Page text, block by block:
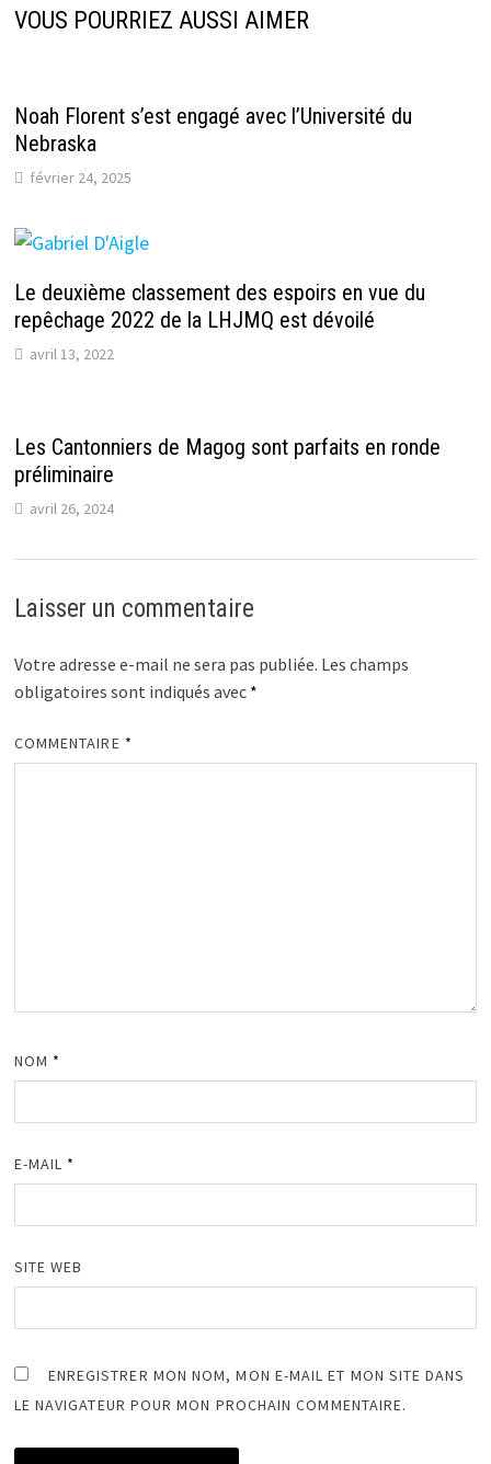
VOUS POURRIEZ AUSSI AIMER
Noah Florent s’est engagé avec l’Université du
Nebraska
février 24, 2025
Le deuxième classement des espoirs en vue du
repêchage 2022 de la LHJMQ est dévoilé
avril 13, 2022
Les Cantonniers de Magog sont parfaits en ronde
préliminaire
avril 26, 2024
Laisser un commentaire
Votre adresse e-mail ne sera pas publiée. Les champs
obligatoires sont indiqués avec *
COMMENTAIRE *
NOM *
E-MAIL *
SITE WEB
ENREGISTRER MON NOM, MON E-MAIL ET MON SITE DANS
LE NAVIGATEUR POUR MON PROCHAIN COMMENTAIRE.